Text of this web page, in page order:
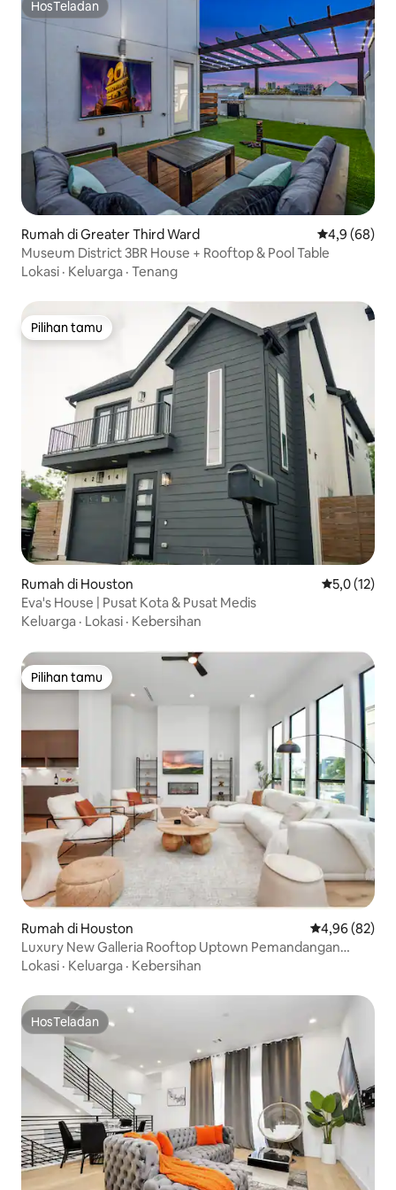
HosTeladan
HosTeladan
Rumah di Greater Third Ward Nilai rata-
4,9 (68)
Museum District 3BR House + Rooftop & Pool Table
Lokasi · Keluarga · Tenang
Pilihan tamu
Pilihan tamu
Rumah di Houston Nilai rata-
5,0 (12)
Eva's House | Pusat Kota & Pusat Medis
Keluarga · Lokasi · Kebersihan
Pilihan tamu
Pilihan tamu
Rumah di Houston Nilai rata-rata
4,96 (82)
Luxury New Galleria Rooftop Uptown Pemandangan
Cantik
Lokasi · Keluarga · Kebersihan
HosTeladan
HosTeladan